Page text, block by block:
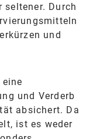
seltener. Durch
und
und Verderb
absichert. Da
ist es weder